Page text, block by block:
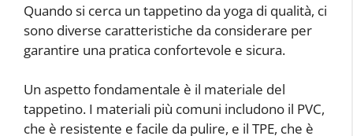
Quando si cerca un tappetino da yoga di qualità, ci
sono diverse caratteristiche da considerare per
garantire una pratica confortevole e sicura.
Un aspetto fondamentale è il materiale del
tappetino. I materiali più comuni includono il PVC,
che è resistente e facile da pulire, e il TPE, che è